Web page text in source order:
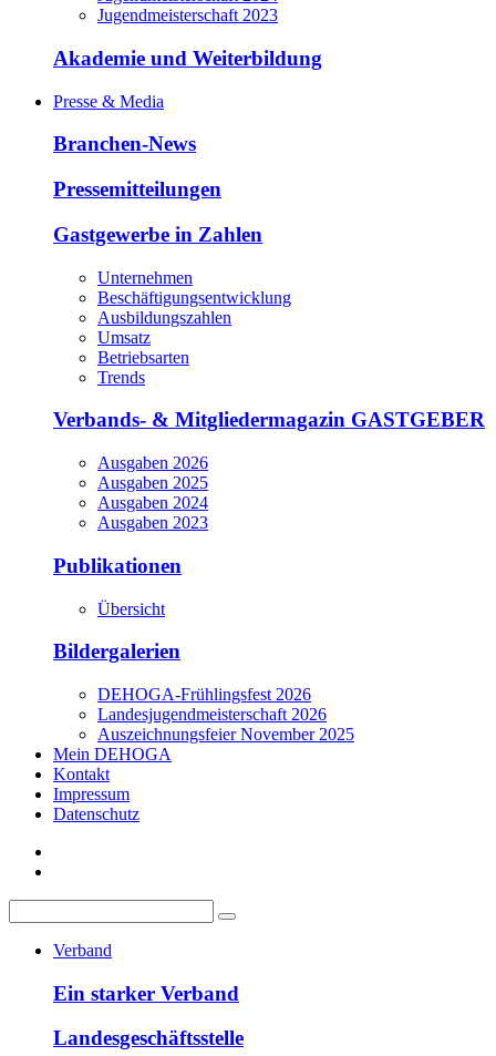
Jugendmeisterschaft 2023
Akademie und Weiterbildung
Presse & Media
Branchen-News
Pressemitteilungen
Gastgewerbe in Zahlen
Unternehmen
Beschäftigungsentwicklung
Ausbildungszahlen
Umsatz
Betriebsarten
Trends
Verbands- & Mitgliedermagazin GASTGEBER
Ausgaben 2026
Ausgaben 2025
Ausgaben 2024
Ausgaben 2023
Publikationen
Übersicht
Bildergalerien
DEHOGA-Frühlingsfest 2026
Landesjugendmeisterschaft 2026
Auszeichnungsfeier November 2025
Mein DEHOGA
Kontakt
Impressum
Datenschutz
Verband
Ein starker Verband
Landesgeschäftsstelle